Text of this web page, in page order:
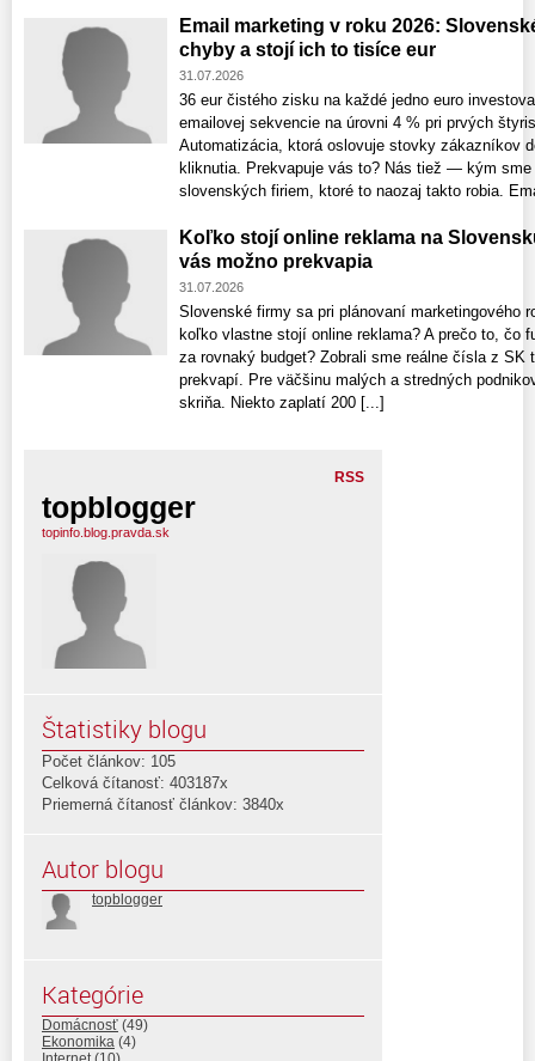
Email marketing v roku 2026:
chyby a stojí ich to tisíce eur
31.07.2026
36 eur čistého zisku na každé jedno euro
emailovej sekvencie na úrovni 4 % pri prvých
Automatizácia, ktorá oslovuje stovky zákazníkov
kliknutia. Prekvapuje vás to? Nás tiež — kým
slovenských firiem, ktoré to naozaj takto robia.
Koľko stojí online reklama na
vás možno prekvapia
31.07.2026
Slovenské firmy sa pri plánovaní marketingového
koľko vlastne stojí online reklama? A prečo to, čo
za rovnaký budget? Zobrali sme reálne čísla z
prekvapí. Pre väčšinu malých a stredných
skriňa. Niekto zaplatí 200 [...]
RSS
topblogger
topinfo.blog.pravda.sk
Štatistiky blogu
Počet článkov: 105
Celková čítanosť: 403187x
Priemerná čítanosť článkov: 3840x
Autor blogu
topblogger
Kategórie
Domácnosť (49)
Ekonomika (4)